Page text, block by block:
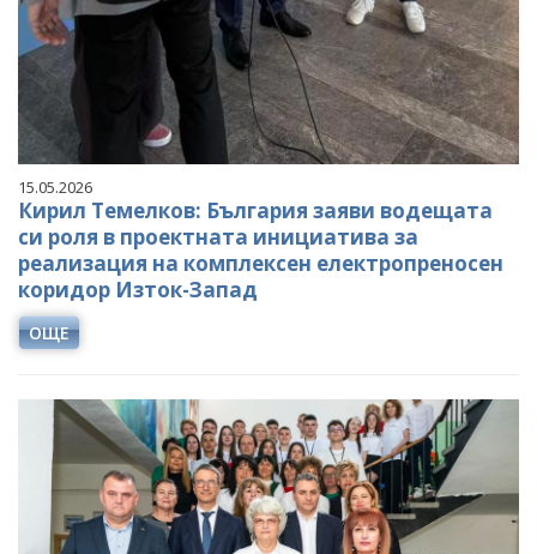
15.05.2026
Кирил Темелков: България заяви водещата
си роля в проектната инициатива за
реализация на комплексен електропреносен
коридор Изток-Запад
ОЩЕ